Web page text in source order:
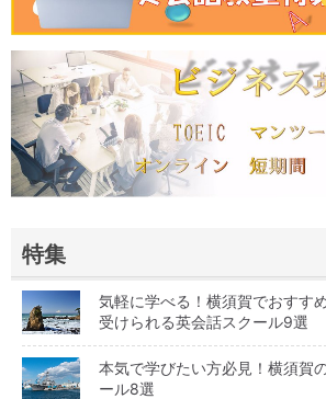
特集
気軽に学べる！横須賀でおすす
受けられる英会話スクール9選
本気で学びたい方必見！横須賀
ール8選